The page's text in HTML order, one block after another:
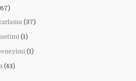
(37)
(1)
(1)
(43)